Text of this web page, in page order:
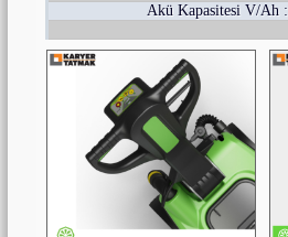
Akü Kapasitesi V/Ah :